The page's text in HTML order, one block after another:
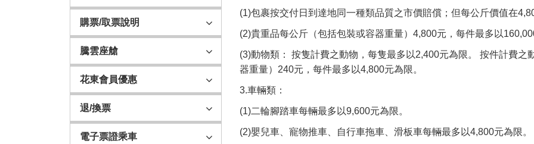
購票/取票說明
騰雲座艙
花東會員優惠
退/換票
電子票證乘車
(1)包裹按交付日到達地同一種類品質之市價賠償；但每公斤價值在
(2)貴重品每公斤（包括包裝或容器重量）4,800元，每件最多以
(3)動物類： 按隻計費之動物，每隻最多以2,400元為限。 按件計費
器重量）240元，每件最多以4,800元為限。
3.車輛類：
(1)二輪腳踏車每輛最多以9,600元為限。
(2)嬰兒車、寵物推車、自行車拖車、滑板車每輛最多以4,800元為限。